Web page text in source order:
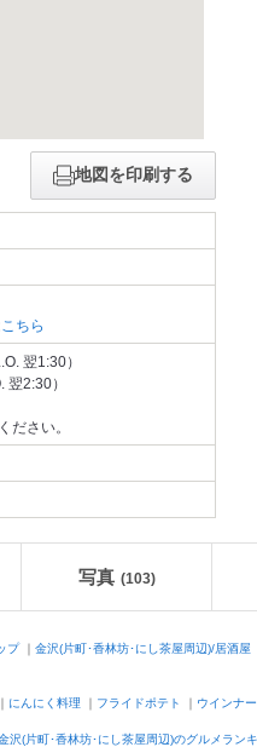
地図を印刷する
こちら
翌1:30）
2:30）
ださい。
写真 (103)
プ｜ 金沢(片町･香林坊･にし茶屋周辺)/居酒屋
｜ にんにく料理 ｜ フライドポテト ｜ ウインナー
沢(片町･香林坊･にし茶屋周辺)のグルメラン